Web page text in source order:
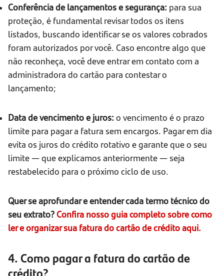
Conferência de lançamentos e segurança: para sua
proteção, é fundamental revisar todos os itens
listados, buscando identificar se os valores cobrados
foram autorizados por você. Caso encontre algo que
não reconheça, você deve entrar em contato com a
administradora do cartão para contestar o
lançamento;
Data de vencimento e juros: o vencimento é o prazo
limite para pagar a fatura sem encargos. Pagar em dia
evita os juros do crédito rotativo e garante que o seu
limite — que explicamos anteriormente — seja
restabelecido para o próximo ciclo de uso.
Quer se aprofundar e entender cada termo técnico do
seu extrato?Confira nosso guia completo sobre como
ler e organizar sua fatura do cartão de crédito aqui.
4. Como pagar a fatura do cartão de
crédito?